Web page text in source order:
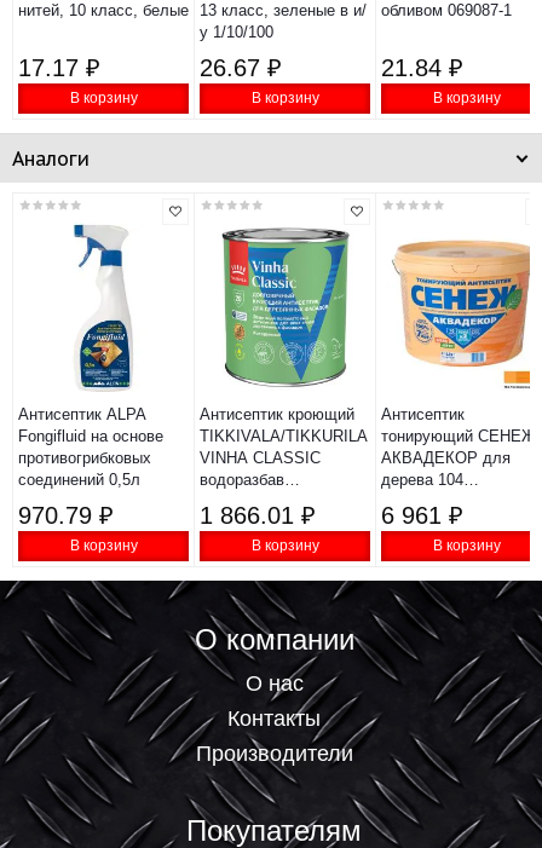
нитей, 10 класс, белые
17.17 ₽
В корзину
13 класс, зеленые в и/
у 1/10/100
26.67 ₽
В корзину
обливом 069087-1
21.84 ₽
В корзину
Аналоги
Антисептик ALPA
Fongifluid на основе
противогрибковых
соединений 0,5л
970.79 ₽
В корзину
Антисептик кроющий
TIKKIVALA/TIKKURILA
VINHA CLASSIC
водоразбав
VVА 0,9л 61544
1 866.01 ₽
В корзину
Антисептик
тонирующий СЕНЕЖ
АКВАДЕКОР для
дерева 104
6 961 ₽
В корзину
О компании
О нас
Контакты
Производители
Покупателям